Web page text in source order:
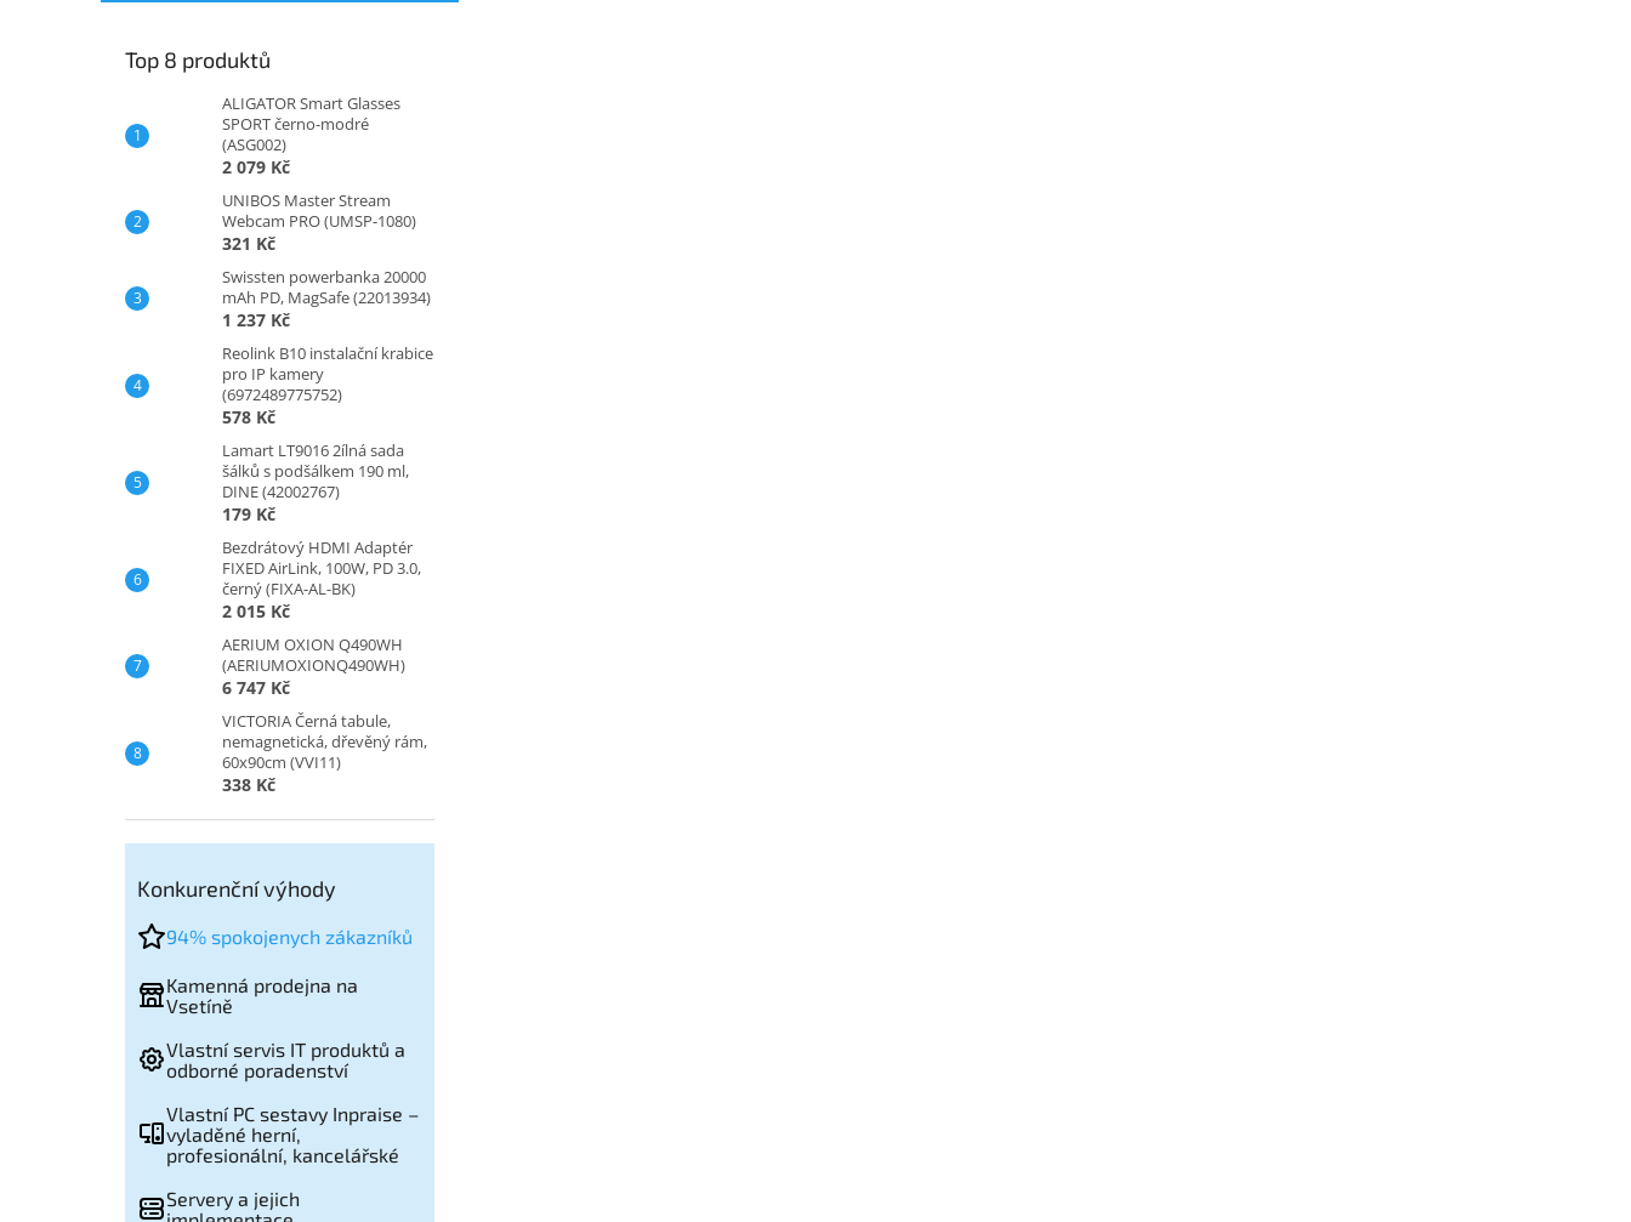
Top 8 produktů
ALIGATOR Smart Glasses
SPORT černo-modré
(ASG002)
2 079 Kč
UNIBOS Master Stream
Webcam PRO (UMSP-1080)
321 Kč
Swissten powerbanka 20000
mAh PD, MagSafe (22013934)
1 237 Kč
Reolink B10 instalační krabice
pro IP kamery
(6972489775752)
578 Kč
Lamart LT9016 2ílná sada
šálků s podšálkem 190 ml,
DINE (42002767)
179 Kč
Bezdrátový HDMI Adaptér
FIXED AirLink, 100W, PD 3.0,
černý (FIXA-AL-BK)
2 015 Kč
AERIUM OXION Q490WH
(AERIUMOXIONQ490WH)
6 747 Kč
VICTORIA Černá tabule,
nemagnetická, dřevěný rám,
60x90cm (VVI11)
338 Kč
Konkurenční výhody
94% spokojenych zákazníků
Kamenná prodejna na
Vsetíně
Vlastní servis IT produktů a
odborné poradenství
Vlastní PC sestavy Inpraise –
vyladěné herní,
profesionální, kancelářské
Servery a jejich